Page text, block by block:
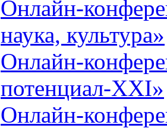
Онлайн-
наука, культура»
Онлайн-
потенциал-XXI»
Онлайн-